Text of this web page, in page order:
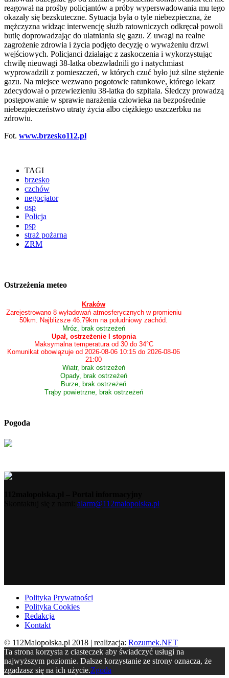
reagował na prośby policjantów a próby wyperswadowania mu tego
okazały się bezskuteczne. Sytuacja była o tyle niebezpieczna, że
mężczyzna widząc interwencję służb ratowniczych odkręcał powoli
butlę doprowadzając do ulatniania się gazu. Z uwagi na realne
zagrożenie zdrowia i życia podjęto decyzję o wyważeniu drzwi
wejściowych. Policjanci działając z zaskoczenia i wykorzystując
chwilę nieuwagi 38-latka obezwładnili go i natychmiast
wyprowadzili z pomieszczeń, w których czuć było już silne stężenie
gazu. Na miejsce wezwano pogotowie ratunkowe, którego lekarz
zdecydował o przewiezieniu 38-latka do szpitala. Śledczy prowadzą
postępowanie w sprawie narażenia człowieka na bezpośrednie
niebezpieczeństwo utraty życia albo ciężkiego uszczerbku na
zdrowiu.
Fot. www.brzesko112.pl
TAGI
brzesko
czchów
negocjator
osp
Policja
psp
straż pożarna
ZRM
Ostrzeżenia meteo
Kraków
Zarejestrowano 8 wyładowań atmosferycznych w promieniu
50km. Najbliższe 46.79km na południowy zachód.
Mróz, brak ostrzeżeń
Upał, ostrzeżenie I stopnia
Maksymalna temperatura od 30 do 34°C
Komunikat obowiązuje od 2026-08-06 10:15 do 2026-08-06
21:00
Wiatr, brak ostrzeżeń
Opady, brak ostrzeżeń
Burze, brak ostrzeżeń
Trąby powietrzne, brak ostrzeżeń
Pogoda
alarm@112malopolska.pl
Polityka Prywatności
Polityka Cookies
Redakcja
Kontakt
© 112Malopolska.pl 2018 | realizacja: Rozumek.NET
Ta strona korzysta z ciasteczek aby świadczyć usługi na
najwyższym poziomie. Dalsze korzystanie ze strony oznacza, że
zgadzasz się na ich użycie.Zgoda